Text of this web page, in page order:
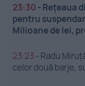
23:30 - Rețeaua
pentru
Milioane de lei,
23:23 - Radu
celor două barje,